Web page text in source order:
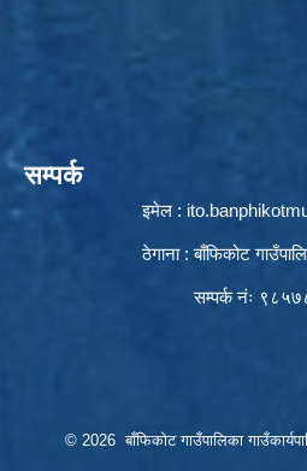
सम्पर्क
इमेल :
ठेगाना : बाँफिकोट
सम्पर्क नंः
© 2026 बाँफिकोट गाउँपालिका